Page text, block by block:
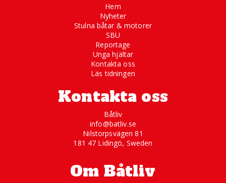
Hem
Nyheter
Stulna båtar & motorer
SBU
Reportage
Unga hjältar
Kontakta oss
Läs tidningen
Kontakta oss
Båtliv
info@batliv.se
Nilstorpsvägen 81
181 47 Lidingö, Sweden
Om Båtliv